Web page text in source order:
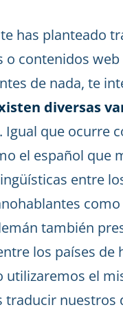
has planteado
o contenidos web
de nada, te
diversas
. Igual que ocurre
el español que
entre
también
los países de
utilizaremos el
traducir nuestros